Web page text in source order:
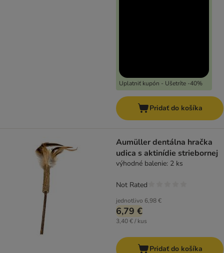
Uplatniť kupón - Ušetríte -40%
Pridať do košíka
Aumüller dentálna hračka
udica s aktinídie striebornej
výhodné balenie: 2 ks
jednotlivo 6,98 €
6,79 €
3,40 € / kus
Not Rated
Pridať do košíka